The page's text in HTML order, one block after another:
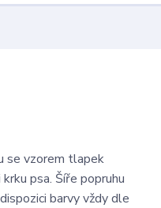
se vzorem tlapek
psa. Šíře popruhu
barvy vždy dle